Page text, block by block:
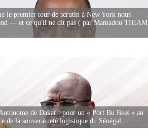
le premier tour de scrutin à New York nous
— et ce qu'il ne dit pas ( par Mamadou THIAM
de Dakar : pour un « Port Bu Bess » au
de la souveraineté logistique du Sénégal